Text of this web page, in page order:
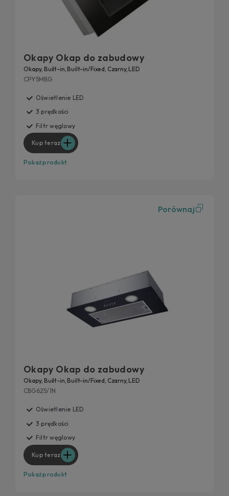
Okapy Okap do zabudowy
Okapy, Built-in, Built-in/Fixed, Czarny, LED
CPY5MBG
Oświetlenie LED
3 prędkości
Filtr węglowy
Kup teraz
Pokaż produkt
Porównaj
Okapy Okap do zabudowy
Okapy, Built-in, Built-in/Fixed, Czarny, LED
CBG625/1N
Oświetlenie LED
3 prędkości
Filtr węglowy
Kup teraz
Pokaż produkt